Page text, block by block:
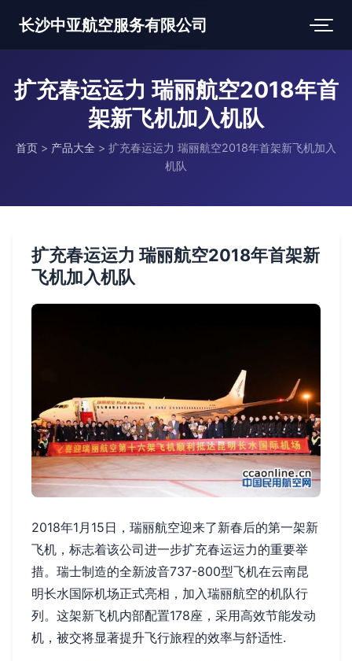
长沙中亚航空服务有限公司
扩充春运运力 瑞丽航空2018年首
架新飞机加入机队
首页 > 产品大全 > 扩充春运运力 瑞丽航空2018年首架新飞机加入
机队
扩充春运运力 瑞丽航空2018年首架新
飞机加入机队
2018年1月15日，瑞丽航空迎来了新春后的第一架新
飞机，标志着该公司进一步扩充春运运力的重要举
措。瑞士制造的全新波音737-800型飞机在云南昆
明长水国际机场正式亮相，加入瑞丽航空的机队行
列。这架新飞机内部配置178座，采用高效节能发动
机，被交将显著提升飞行旅程的效率与舒适性.